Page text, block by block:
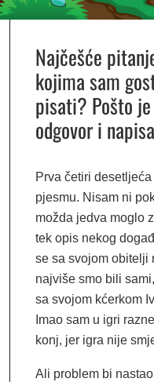
Najčešće
kojima sam
pisati? Pošto
odgovor i
Prva četiri
pjesmu. Nisam ni
možda jedva moglo
tek opis nekog
se sa svojom obitelji
najviše smo bili
sa svojom kćerkom
Imao sam u igri
konj, jer igra nije
Ali problem bi